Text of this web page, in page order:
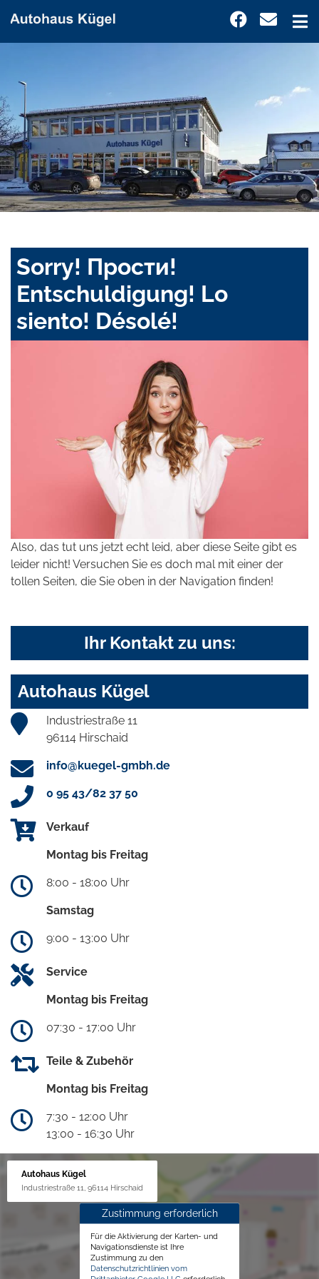
Sorry! Прости!
Entschuldigung! Lo
siento! Désolé!
Also, das tut uns jetzt echt leid, aber diese Seite gibt es
leider nicht! Versuchen Sie es doch mal mit einer der
tollen Seiten, die Sie oben in der Navigation finden!
Ihr Kontakt zu uns:
Autohaus Kügel
Industriestraße 11
96114 Hirschaid
info@kuegel-gmbh.de
0 95 43/82 37 50
Verkauf
Montag bis Freitag
8:00 - 18:00 Uhr
Samstag
9:00 - 13:00 Uhr
Service
Montag bis Freitag
07:30 - 17:00 Uhr
Teile & Zubehör
Montag bis Freitag
7:30 - 12:00 Uhr
13:00 - 16:30 Uhr
Autohaus Kügel
Industriestraße 11, 96114 Hirschaid
Zustimmung erforderlich
Für die Aktivierung der Karten- und
Navigationsdienste ist Ihre
Zustimmung zu den
Datenschutzrichtlinien vom